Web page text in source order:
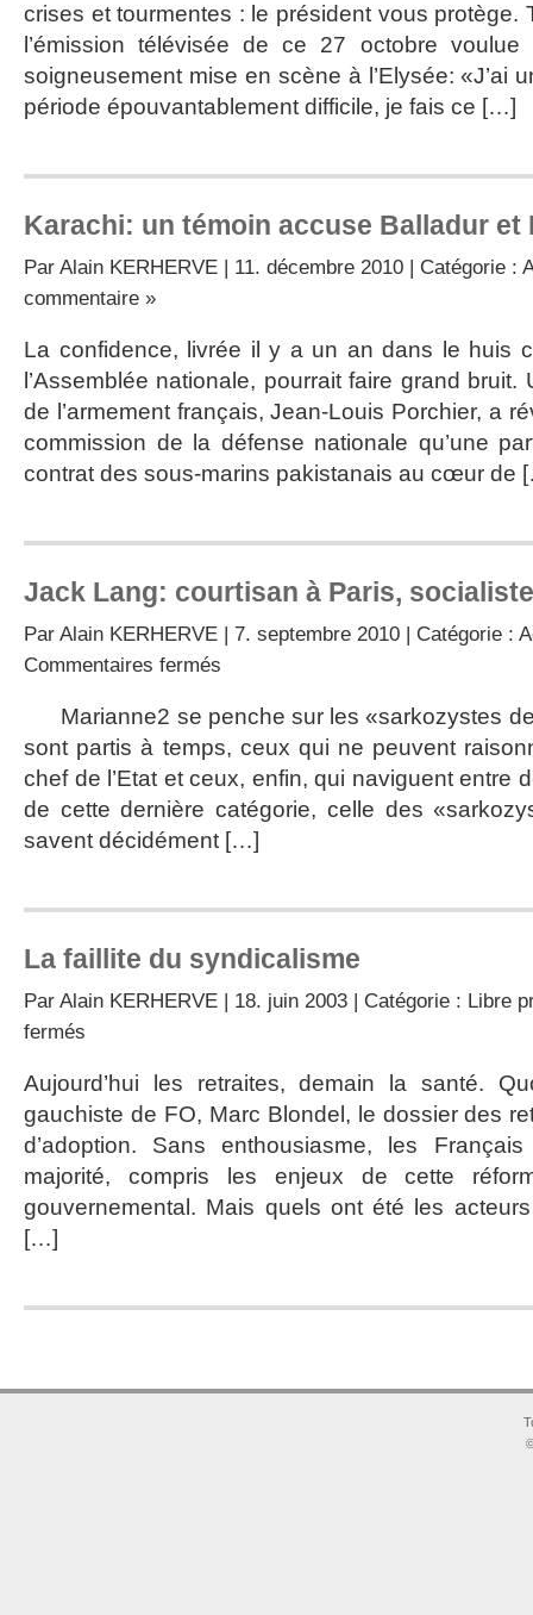
crises et tourmentes : le président vous protège.
l’émission télévisée de ce 27 octobre
soigneusement mise en scène à l’Elysée: «J’ai
période épouvantablement difficile, je fais ce […]
Karachi: un témoin accuse Balladur et
Par Alain KERHERVE | 11. décembre 2010 | Catégorie :
commentaire »
La confidence, livrée il y a un an dans le huis
l’Assemblée nationale, pourrait faire grand
de l’armement français, Jean-Louis Porchier, a
commission de la défense nationale qu’une
contrat des sous-marins pakistanais au cœur de
Jack Lang: courtisan à Paris,
Par Alain KERHERVE | 7. septembre 2010 | Catégorie :
Commentaires fermés
courtisan
à
socialiste
dans
le
Nord
Marianne2 se penche sur les «sarkozystes
sont partis à temps, ceux qui ne peuvent
chef de l’Etat et ceux, enfin, qui naviguent entre
de cette dernière catégorie, celle des
savent décidément […]
La faillite du syndicalisme
Par Alain KERHERVE | 18. juin 2003 | Catégorie : Libre
fermés
du
syndicalisme
Aujourd’hui les retraites, demain la santé.
gauchiste de FO, Marc Blondel, le dossier des
d’adoption. Sans enthousiasme, les
majorité, compris les enjeux de cette
gouvernemental. Mais quels ont été les
[…]